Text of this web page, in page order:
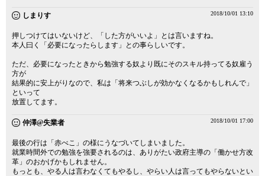
しまりす 2018/10/01 13:10
押しつけてはいないけど、「した方がいいよ」とは言いますね。
本人曰く「必要になったらします」との事らしいです。
ただ、必要になったときから勉強する奴より既にそのスキル持ってる奴雇う
方が
結果的に安上がりなので、私は「将来つぶしが効かなくなるかもしれんで」
といって
放置してます。
仲澤@失業者 2018/10/01 17:00
最後の行は「赤べこ」の様にうなづいてしまいました。
就業時間外での勉強を強要されるのは、ありがたい政府主導の「働かせ方改
革」のおかげかもしれません。
もっとも、やる人は言わなくてもやるし、やらい人は言ってもやらないとい